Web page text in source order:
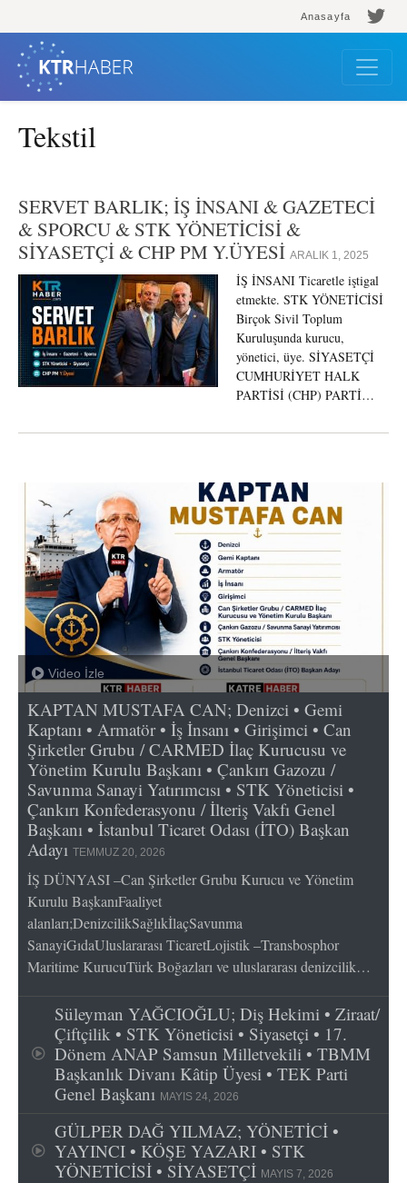
Anasayfa
Tekstil
SERVET BARLIK; İŞ İNSANI & GAZETECİ
& SPORCU & STK YÖNETİCİSİ &
SİYASETÇİ & CHP PM Y.ÜYESİ ARALIK 1, 2025
İŞ İNSANI Ticaretle iştigal
etmekte. STK YÖNETİCİSİ
Birçok Sivil Toplum
Kuruluşunda kurucu,
yönetici, üye. SİYASETÇİ
CUMHURİYET HALK
PARTİSİ (CHP) PARTİ…
Video İzle
KAPTAN MUSTAFA CAN; Denizci • Gemi
Kaptanı • Armatör • İş İnsanı • Girişimci • Can
Şirketler Grubu / CARMED İlaç Kurucusu ve
Yönetim Kurulu Başkanı • Çankırı Gazozu /
Savunma Sanayi Yatırımcısı • STK Yöneticisi •
Çankırı Konfederasyonu / İlteriş Vakfı Genel
Başkanı • İstanbul Ticaret Odası (İTO) Başkan
Adayı TEMMUZ 20, 2026
İŞ DÜNYASI –Can Şirketler Grubu Kurucu ve Yönetim
Kurulu BaşkanıFaaliyet
alanları;DenizcilikSağlıkİlaçSavunma
SanayiGıdaUluslararası TicaretLojistik –Transbosphor
Maritime KurucuTürk Boğazları ve uluslararası denizcilik…
Süleyman YAĞCIOĞLU; Diş Hekimi • Ziraat/
Çiftçilik • STK Yöneticisi • Siyasetçi • 17.
Dönem ANAP Samsun Milletvekili • TBMM
Başkanlık Divanı Kâtip Üyesi • TEK Parti
Genel Başkanı MAYIS 24, 2026
GÜLPER DAĞ YILMAZ; YÖNETİCİ •
YAYINCI • KÖŞE YAZARI • STK
YÖNETİCİSİ • SİYASETÇİ MAYIS 7, 2026